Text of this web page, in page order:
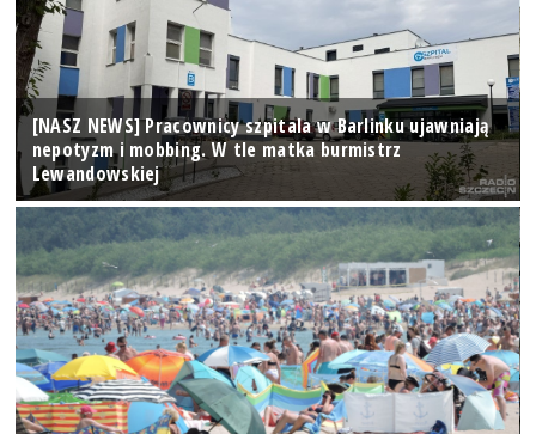
[NASZ NEWS] Pracownicy szpitala w Barlinku ujawniają
nepotyzm i mobbing. W tle matka burmistrz
Lewandowskiej